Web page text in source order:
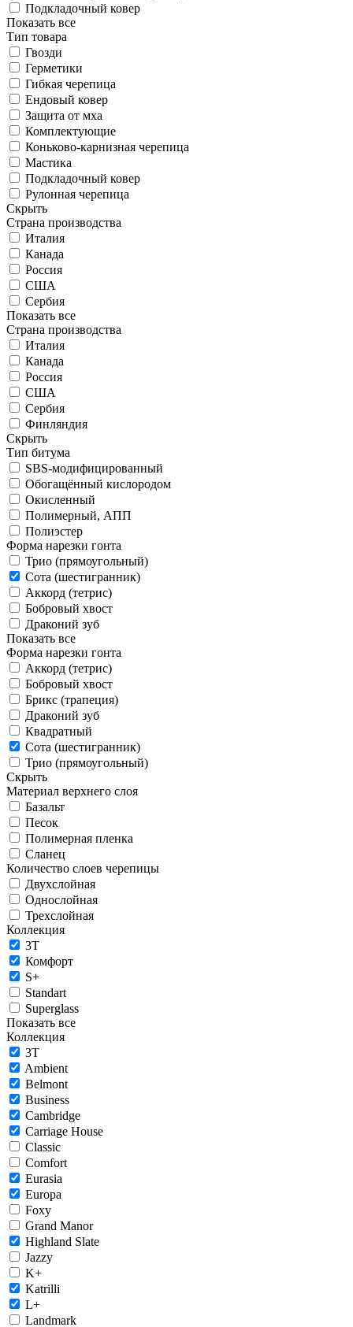
Подкладочный ковер
Показать все
Тип товара
Гвозди
Герметики
Гибкая черепица
Ендовый ковер
Защита от мха
Комплектующие
Коньково-карнизная черепица
Мастика
Подкладочный ковер
Рулонная черепица
Скрыть
Страна производства
Италия
Канада
Россия
США
Сербия
Показать все
Страна производства
Италия
Канада
Россия
США
Сербия
Финляндия
Скрыть
Тип битума
SBS-модифицированный
Обогащённый кислородом
Окисленный
Полимерный, АПП
Полиэстер
Форма нарезки гонта
Трио (прямоугольный)
Сота (шестигранник)
Аккорд (тетрис)
Бобровый хвост
Драконий зуб
Показать все
Форма нарезки гонта
Аккорд (тетрис)
Бобровый хвост
Брикс (трапеция)
Драконий зуб
Квадратный
Сота (шестигранник)
Трио (прямоугольный)
Скрыть
Материал верхнего слоя
Базальт
Песок
Полимерная пленка
Сланец
Количество слоев черепицы
Двухслойная
Однослойная
Трехслойная
Коллекция
3T
Комфорт
S+
Standart
Superglass
Показать все
Коллекция
3T
Ambient
Belmont
Business
Cambridge
Carriage House
Classic
Comfort
Eurasia
Europa
Foxy
Grand Manor
Highland Slate
Jazzy
K+
Katrilli
L+
Landmark